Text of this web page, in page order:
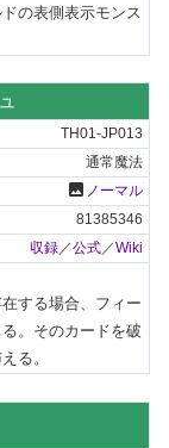
の表側表示モンス
TH01-JP013
通常魔法
photo ノーマル
81385346
収録／公式／Wiki
する場合、フィー
。そのカードを破
る。